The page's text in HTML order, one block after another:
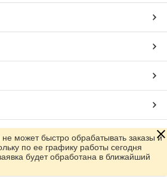
Prom.ua
может быстро обрабатывать заказы и
по ее графику работы сегодня
будет обработана в ближайший